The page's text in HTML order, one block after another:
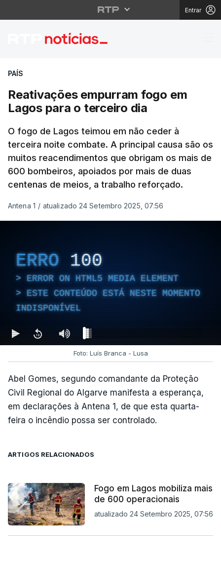
Entrar
Reativações
PAÍS
Reativações empurram fogo em
Lagos para o terceiro dia
O fogo de Lagos teimou em não ceder à
terceira noite combate. A principal causa são os
muitos reacendimentos que obrigam os mais de
600 bombeiros, apoiados por mais de duas
centenas de meios, a trabalho reforçado.
Antena 1 / atualizado 24 Setembro 2025, 07:56
ERRO 100
ERROR ON HTML5 MEDIA ELEMENT
ESTE CONTEÚDO ESTÁ NESTE MOMENTO
INDISPONÍVEL
Foto: Luís Branca - Lusa
Abel Gomes, segundo comandante da Proteção
Civil Regional do Algarve manifesta a esperança,
em declarações à Antena 1, de que esta quarta-
feira o incêndio possa ser controlado.
ARTIGOS RELACIONADOS
Fogo em Lagos mobiliza mais
de 600 operacionais
atualizado 24 Setembro 2025, 07:56